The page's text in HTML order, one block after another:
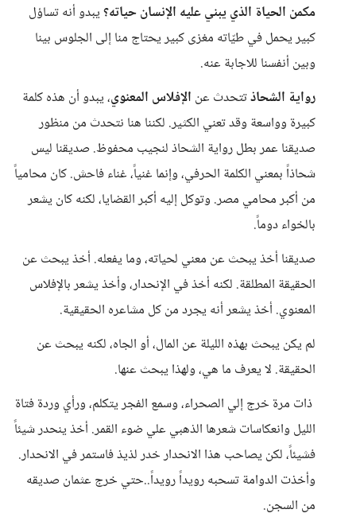
مكمن الحياة الذي يبني عليه الإنسان حياته؟يبدو أنه تساؤل
كبير يحمل في طيّاته مغزى كبير يحتاج منا إلى الجلوس بينا
وبين أنفسنا للاجابة عنه.
رواية الشحاذتتحدث عن الإفلاس المعنوي، يبدو أن هذه كلمة
كبيرة وواسعة وقد تعني الكثير. لكننا هنا نتحدث من منظور
صديقنا عمر بطل رواية الشحاذ لنجيب محفوظ. صديقنا ليس
شحاذاً بمعني الكلمة الحرفي، وإنما غنياً، غناء فاحش. كان محامياً
من أكبر محامي مصر. وتوكل إليه أكبر القضايا، لكنه كان يشعر
بالخواء دوماً.
صديقنا أخذ يبحث عن معني لحياته، وما يفعله. أخذ يبحث عن
الحقيقة المطلقة. لكنه أخذ في الإنحدار، وأخذ يشعر بالإفلاس
المعنوي. أخذ يشعر أنه يجرد من كل مشاعره الحقيقية.
لم يكن يبحث بهذه الليلة عن المال، أو الجاه، لكنه يبحث عن
الحقيقة. لا يعرف ما هي، ولهذا يبحث عنها.
ذات مرة خرج إلي الصحراء، وسمع الفجر يتكلم، ورأي وردة فتاة
الليل وانعكاسات شعرها الذهبي علي ضوء القمر. أخذ ينحدر شيئاً
فشيئاً، لكن يصاحب هذا الانحدار خدر لذيذ فاستمر في الانحدار.
وأخذت الدوامة تسحبه رويداً رويداً..حتي خرج عثمان صديقه
من السجن.